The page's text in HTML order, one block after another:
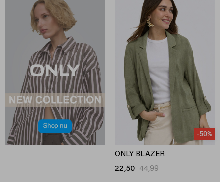
-50%
ONLY BLAZER
22,50 44,99